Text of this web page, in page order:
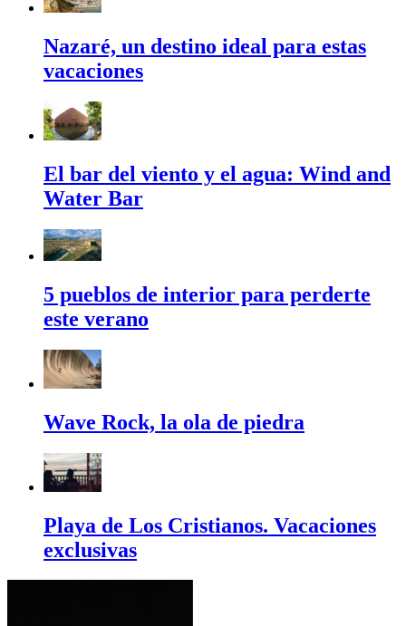
Nazaré, un destino ideal para estas
vacaciones
El bar del viento y el agua: Wind and
Water Bar
5 pueblos de interior para perderte
este verano
Wave Rock, la ola de piedra
Playa de Los Cristianos. Vacaciones
exclusivas